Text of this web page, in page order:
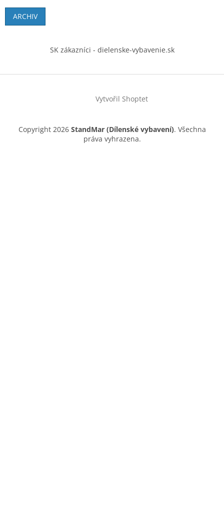
ARCHIV
SK zákazníci - dielenske-vybavenie.sk
Vytvořil Shoptet
Copyright 2026 StandMar (Dílenské vybavení). Všechna
práva vyhrazena.